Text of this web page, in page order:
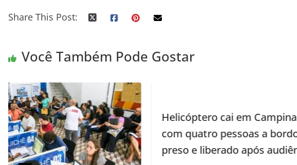
Share This Post:
Você Também Pode Gostar
Helicóptero cai em Campina Grande
com quatro pessoas a bordo; piloto é
preso e liberado após audiência